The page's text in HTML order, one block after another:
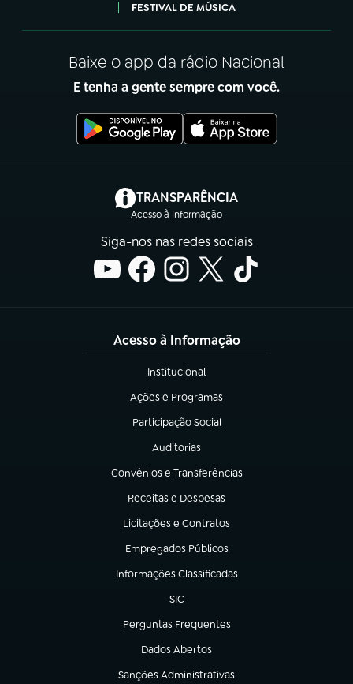
FESTIVAL DE MÚSICA
Baixe o app da rádio Nacional
E tenha a gente sempre com você.
TRANSPARÊNCIA
Acesso à Informação
(abre em nova aba)
Siga-nos nas redes sociais
Acesso à Informação
Institucional
(abre em nova aba)
Ações e Programas
(abre em nova aba)
Participação Social
(abre em nova aba)
Auditorias
(abre em nova aba)
Convênios e Transferências
(abre em nova aba)
Receitas e Despesas
(abre em nova aba)
Licitações e Contratos
(abre em nova aba)
Empregados Públicos
(abre em nova aba)
Informações Classificadas
(abre em nova aba)
SIC
(abre em nova aba)
Perguntas Frequentes
(abre em nova aba)
Dados Abertos
(abre em nova aba)
Sanções Administrativas
(abre em nova aba)